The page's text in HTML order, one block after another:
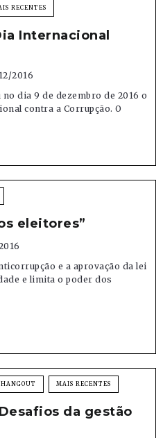
RECENTES
Internacional
2016
dia 9 de dezembro de 2016 o
contra a Corrupção. O
eleitores”
e a aprovação da lei
e limita o poder dos
HANGOUT MAIS RECENTES
da gestão